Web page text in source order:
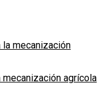
mecanización agrícola